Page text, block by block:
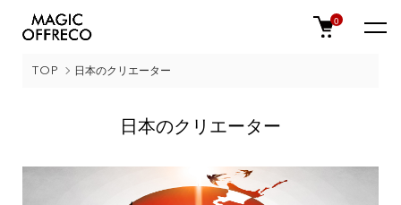
0
TOP 日本のクリエーター
日本のクリエーター